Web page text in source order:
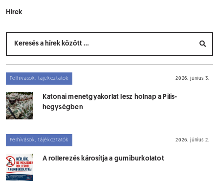
Hírek
Felhívások, tájékoztatók 2026. június 3.
Katonai menetgyakorlat lesz holnap a Pilis-
hegységben
Felhívások, tájékoztatók 2026. június 2.
A rollerezés károsítja a gumiburkolatot